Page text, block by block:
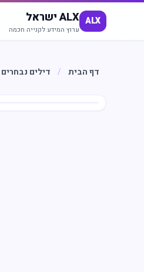
ALX ALX ישראל
ערוץ המידע לקנייה חכמה
דף הבית / דילים נבחרים